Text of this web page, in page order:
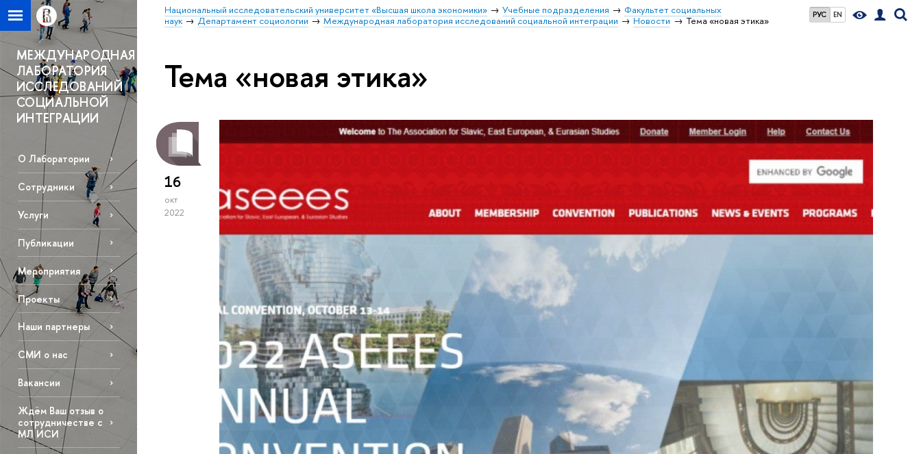
РУС EN
Национальный исследовательский университет «Высшая школа экономики» Учебные подразделения
Факультет социальных
наук
Департамент социологии Международная лаборатория исследований социальной интеграции Новости Тема «новая этика»
МЕЖДУНАРОДНАЯ
ЛАБОРАТОРИЯ
ИССЛЕДОВАНИЙ
СОЦИАЛЬНОЙ
ИНТЕГРАЦИИ
О Лаборатории
Сотрудники
Услуги
Публикации
Мероприятия
Проекты
Наши партнеры
СМИ о нас
Вакансии
Ждём Ваш отзыв о
сотрудничестве с
МЛ ИСИ
Тема «новая этика»
16
окт
2022